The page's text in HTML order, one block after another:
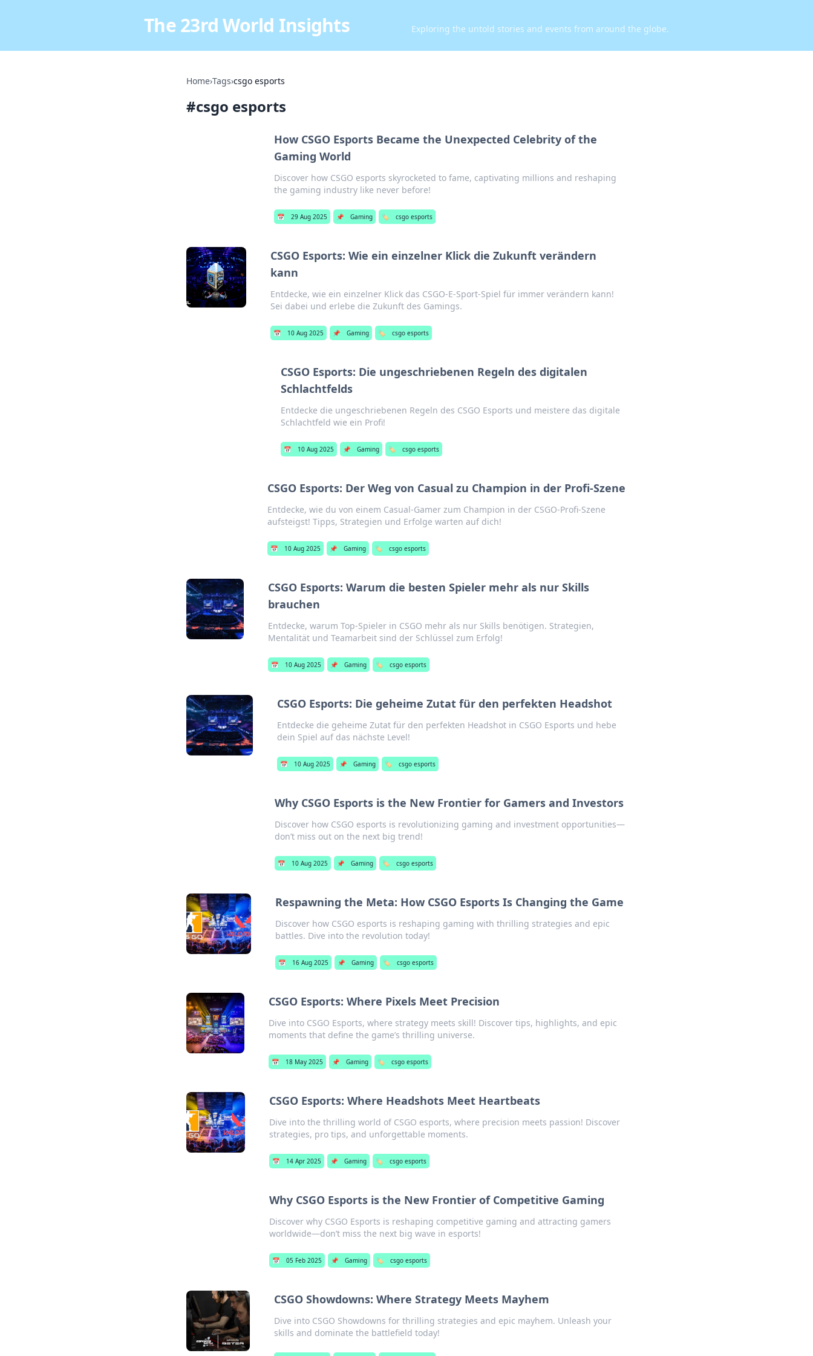
The 23rd World Insights Exploring the untold stories and events from around the globe.
Home›Tags›csgo esports
#csgo esports
How CSGO Esports Became the Unexpected Celebrity of the
Gaming World
Discover how CSGO esports skyrocketed to fame, captivating millions and reshaping
the gaming industry like never before!
📅 29 Aug 2025 📌 Gaming 🏷️ csgo esports
CSGO Esports: Wie ein einzelner Klick die Zukunft verändern
kann
Entdecke, wie ein einzelner Klick das CSGO-E-Sport-Spiel für immer verändern kann!
Sei dabei und erlebe die Zukunft des Gamings.
📅 10 Aug 2025 📌 Gaming 🏷️ csgo esports
CSGO Esports: Die ungeschriebenen Regeln des digitalen
Schlachtfelds
Entdecke die ungeschriebenen Regeln des CSGO Esports und meistere das digitale
Schlachtfeld wie ein Profi!
📅 10 Aug 2025 📌 Gaming 🏷️ csgo esports
CSGO Esports: Der Weg von Casual zu Champion in der Profi-Szene
Entdecke, wie du von einem Casual-Gamer zum Champion in der CSGO-Profi-Szene
aufsteigst! Tipps, Strategien und Erfolge warten auf dich!
📅 10 Aug 2025 📌 Gaming 🏷️ csgo esports
CSGO Esports: Warum die besten Spieler mehr als nur Skills
brauchen
Entdecke, warum Top-Spieler in CSGO mehr als nur Skills benötigen. Strategien,
Mentalität und Teamarbeit sind der Schlüssel zum Erfolg!
📅 10 Aug 2025 📌 Gaming 🏷️ csgo esports
CSGO Esports: Die geheime Zutat für den perfekten Headshot
Entdecke die geheime Zutat für den perfekten Headshot in CSGO Esports und hebe
dein Spiel auf das nächste Level!
📅 10 Aug 2025 📌 Gaming 🏷️ csgo esports
Why CSGO Esports is the New Frontier for Gamers and Investors
Discover how CSGO esports is revolutionizing gaming and investment opportunities—
don’t miss out on the next big trend!
📅 10 Aug 2025 📌 Gaming 🏷️ csgo esports
Respawning the Meta: How CSGO Esports Is Changing the Game
Discover how CSGO esports is reshaping gaming with thrilling strategies and epic
battles. Dive into the revolution today!
📅 16 Aug 2025 📌 Gaming 🏷️ csgo esports
CSGO Esports: Where Pixels Meet Precision
Dive into CSGO Esports, where strategy meets skill! Discover tips, highlights, and epic
moments that define the game’s thrilling universe.
📅 18 May 2025 📌 Gaming 🏷️ csgo esports
CSGO Esports: Where Headshots Meet Heartbeats
Dive into the thrilling world of CSGO esports, where precision meets passion! Discover
strategies, pro tips, and unforgettable moments.
📅 14 Apr 2025 📌 Gaming 🏷️ csgo esports
Why CSGO Esports is the New Frontier of Competitive Gaming
Discover why CSGO Esports is reshaping competitive gaming and attracting gamers
worldwide—don’t miss the next big wave in esports!
📅 05 Feb 2025 📌 Gaming 🏷️ csgo esports
CSGO Showdowns: Where Strategy Meets Mayhem
Dive into CSGO Showdowns for thrilling strategies and epic mayhem. Unleash your
skills and dominate the battlefield today!